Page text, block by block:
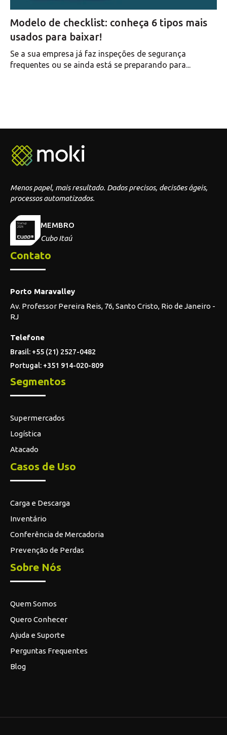
Modelo de checklist: conheça 6 tipos mais
usados para baixar!
Se a sua empresa já faz inspeções de segurança
frequentes ou se ainda está se preparando para...
Menos papel, mais resultado. Dados precisos, decisões ágeis,
processos automatizados.
MEMBRO
Cubo Itaú
Contato
Porto Maravalley
Av. Professor Pereira Reis, 76, Santo Cristo, Rio de Janeiro -
RJ
Telefone
Brasil: +55 (21) 2527-0482
Portugal: +351 914-020-809
Segmentos
Supermercados
Logística
Atacado
Casos de Uso
Carga e Descarga
Inventário
Conferência de Mercadoria
Prevenção de Perdas
Sobre Nós
Quem Somos
Quero Conhecer
Ajuda e Suporte
Perguntas Frequentes
Blog